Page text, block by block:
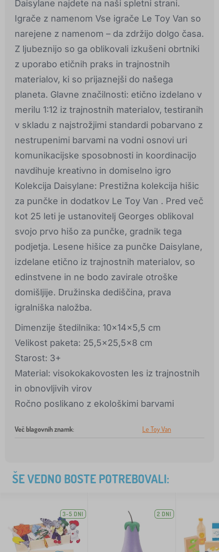
Daisylane najdete na naši spletni strani.
Igrače z namenom Vse igrače Le Toy Van so
narejene z namenom – da zdržijo dolgo časa.
Z ljubeznijo so ga oblikovali izkušeni obrtniki
z uporabo etičnih praks in trajnostnih
materialov, ki so prijaznejši do našega
planeta. Glavne značilnosti: etično izdelano v
merilu 1:12 iz trajnostnih materialov, testiranih
v skladu z najstrožjimi standardi pobarvano z
nestrupenimi barvami na vodni osnovi uri
komunikacijske sposobnosti in koordinacijo
navdihuje kreativno in domiselno igro
Kolekcija Daisylane: Prestižna kolekcija hišic
za punčke in dodatkov Le Toy Van . Pred več
kot 25 leti je ustanovitelj Georges oblikoval
svojo prvo hišo za punčke, gradnik tega
podjetja. Lesene hišice za punčke Daisylane,
izdelane etično iz trajnostnih materialov, so
edinstvene in ne bodo zavirale otroške
domišljije. Družinska dediščina, prava
igralniška naložba.
Dimenzije štedilnika: 10x14x5,5 cm
Velikost paketa: 25,5x25,5x8 cm
Starost: 3+
Material: visokokakovosten les iz trajnostnih
in obnovljivih virov
Ročno poslikano z ekološkimi barvami
Več blagovnih znamk: Le Toy Van
ŠE VEDNO BOSTE POTREBOVALI:
3-5 DNI 2 DNI